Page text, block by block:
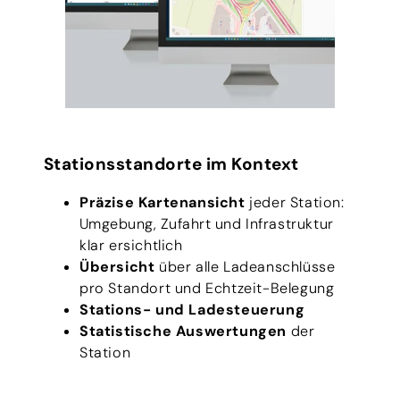
Stationsstandorte im Kontext
Präzise Kartenansicht jeder Station:
Umgebung, Zufahrt und Infrastruktur
klar ersichtlich
Übersicht über alle Ladeanschlüsse
pro Standort und Echtzeit-Belegung
Stations- und Ladesteuerung
Statistische Auswertungen der
Station